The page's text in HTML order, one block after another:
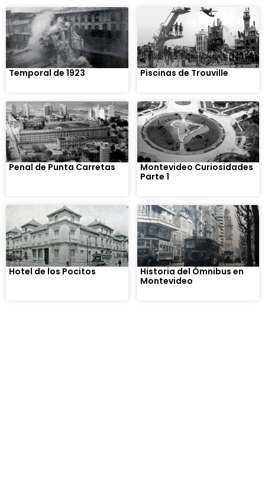
Temporal de 1923 Piscinas de Trouville
Penal de Punta Carretas
Montevideo Curiosidades
Parte 1
Hotel de los Pocitos
Historia del Ómnibus en
Montevideo